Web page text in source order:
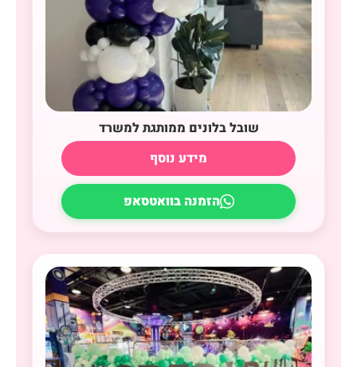
שובל בלונים ממותגת למשרד
מידע נוסף
הזמנה בוואטסאפ